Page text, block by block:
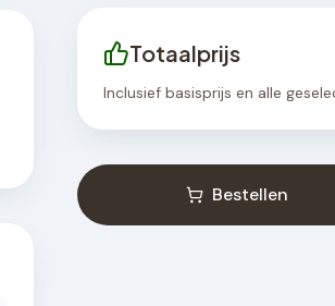
Totaalprijs
Inclusief basisprijs en alle
Bestellen